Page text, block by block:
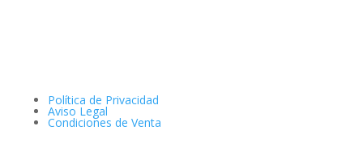
Política de Privacidad
Aviso Legal
Condiciones de Venta